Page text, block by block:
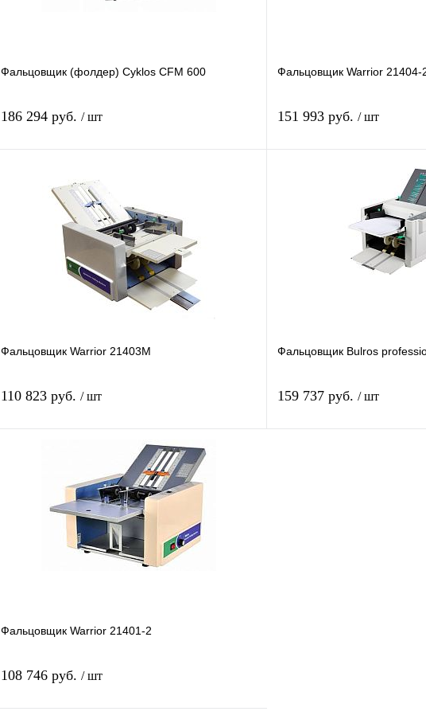
Фальцовщик (фолдер) Cyklos CFM 600
186 294 руб. / шт
Купить в 1 клик Сравнение
В избранное
наличии
Фальцовщик Warrior 21404-
151 993 руб. / шт
Купить в 1 клик
Фальцовщик Warrior 21403M
110 823 руб. / шт
Подписаться
Купить в 1 клик Сравнение
Недоступно
Фальцовщик Bulros
159 737 руб. / шт
Фальцовщик Warrior 21401-2
108 746 руб. / шт